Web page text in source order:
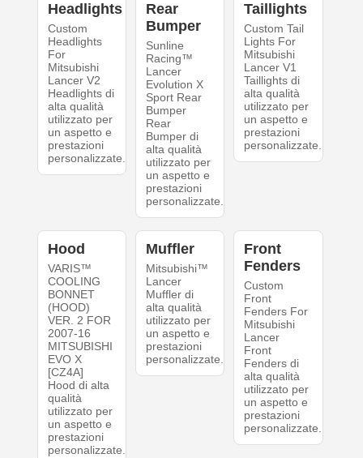
Headlights
Custom
Headlights
For
Mitsubishi
Lancer V2
Headlights di
alta qualità
utilizzato per
un aspetto e
prestazioni
personalizzate.
Rear
Bumper
Sunline
Racing™
Lancer
Evolution X
Sport Rear
Bumper
Rear
Bumper di
alta qualità
utilizzato per
un aspetto e
prestazioni
personalizzate.
Taillights
Custom Tail
Lights For
Mitsubishi
Lancer V1
Taillights di
alta qualità
utilizzato per
un aspetto e
prestazioni
personalizzate.
Hood
VARIS™
COOLING
BONNET
(HOOD)
VER. 2 FOR
2007-16
MITSUBISHI
EVO X
[CZ4A]
Hood di alta
qualità
utilizzato per
un aspetto e
prestazioni
personalizzate.
Muffler
Mitsubishi™
Lancer
Muffler di
alta qualità
utilizzato per
un aspetto e
prestazioni
personalizzate.
Front
Fenders
Custom
Front
Fenders For
Mitsubishi
Lancer
Front
Fenders di
alta qualità
utilizzato per
un aspetto e
prestazioni
personalizzate.